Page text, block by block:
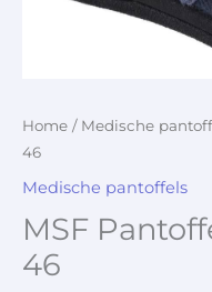
Home / Medische
46
Medische pantoffels
MSF
46